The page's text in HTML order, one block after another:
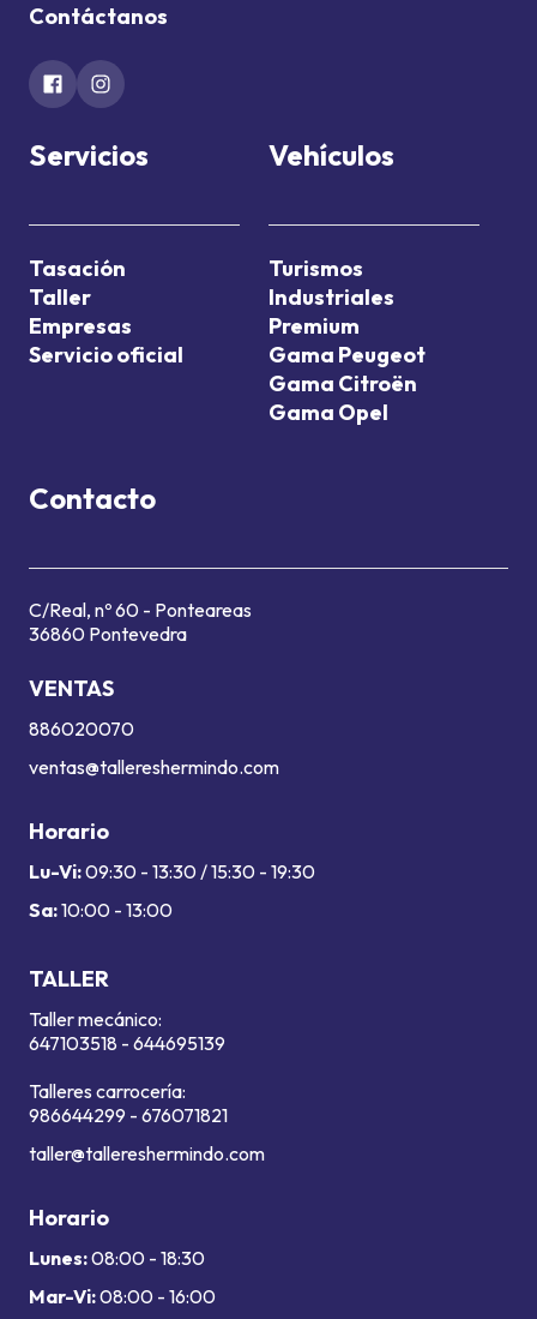
Contáctanos
Servicios
Tasación
Taller
Empresas
Servicio oficial
Vehículos
Turismos
Industriales
Premium
Gama Peugeot
Gama Citroën
Gama Opel
Contacto
C/Real, nº 60 - Ponteareas
36860 Pontevedra
VENTAS
886020070
ventas@tallereshermindo.com
Horario
Lu-Vi:09:30 - 13:30 / 15:30 - 19:30
Sa:10:00 - 13:00
TALLER
Taller mecánico:
647103518 - 644695139
Talleres carrocería:
986644299 - 676071821
taller@tallereshermindo.com
Horario
Lunes:08:00 - 18:30
Mar-Vi:08:00 - 16:00